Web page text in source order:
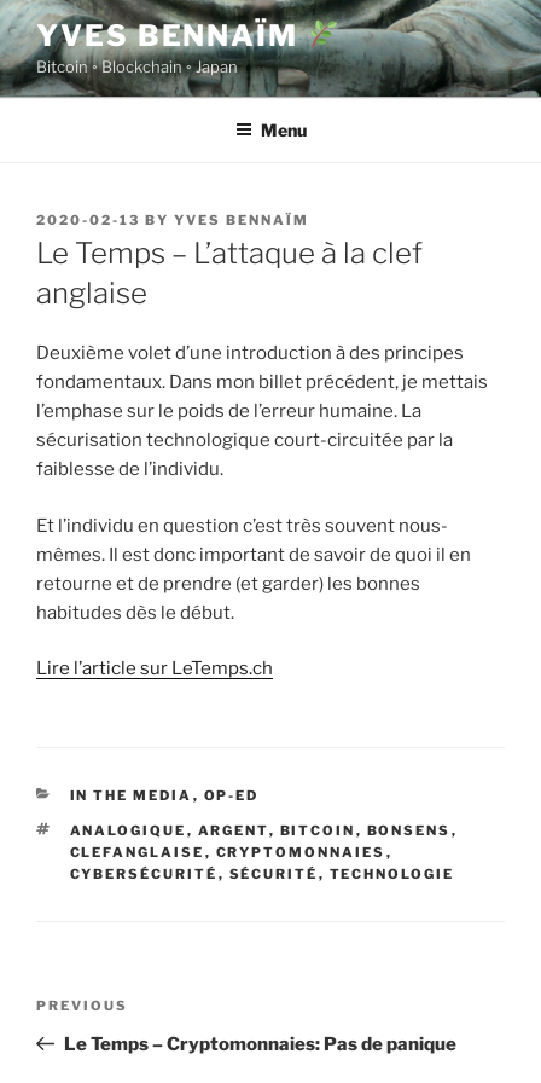
Skip
to
content
YVES BENNAÏM
Bitcoin ◦ Blockchain ◦ Japan
Menu
POSTED
ON
2020-02-13 BY YVES BENNAÏM
Le Temps – L’attaque à la clef
anglaise
Deuxième volet d’une introduction à des principes
fondamentaux. Dans mon billet précédent, je mettais
l’emphase sur le poids de l’erreur humaine. La
sécurisation technologique court-circuitée par la
faiblesse de l’individu.
Et l’individu en question c’est très souvent nous-
mêmes. Il est donc important de savoir de quoi il en
retourne et de prendre (et garder) les bonnes
habitudes dès le début.
Lire l’article sur LeTemps.ch
CATEGORIES
IN THE MEDIA , OP-ED
TAGS
ANALOGIQUE , ARGENT, BITCOIN , BONSENS ,
CLEFANGLAISE , CRYPTOMONNAIES ,
CYBERSÉCURITÉ , SÉCURITÉ , TECHNOLOGIE
Previous
Post
PREVIOUS
Le Temps – Cryptomonnaies: Pas de panique